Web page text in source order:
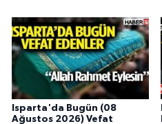
Isparta'da Bugün (08
Ağustos 2026) Vefat